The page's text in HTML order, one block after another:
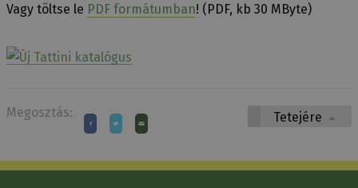
Vagy töltse le PDF formátumban! (PDF, kb 30 MByte)
Megosztás: Tetejére